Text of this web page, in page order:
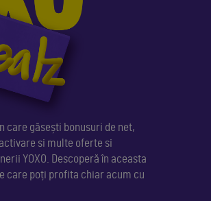
care găsești bonusuri de net,
si multe oferte si
YOXO. Descoperă în aceasta
care poți profita chiar acum cu